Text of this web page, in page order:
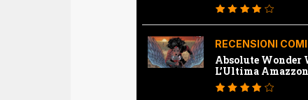
RECENSIONI
Absolute Wonder
L’Ultima